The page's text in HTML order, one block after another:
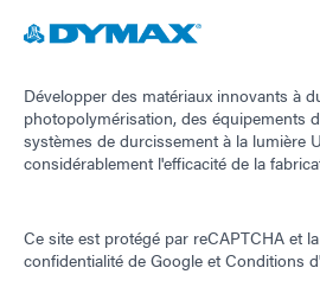
Développer des matériaux innovants à
photopolymérisation, des équipements
systèmes de durcissement à la lumière
considérablement l'efficacité de la
Ce site est protégé par reCAPTCHA et la
confidentialité de Google etConditions